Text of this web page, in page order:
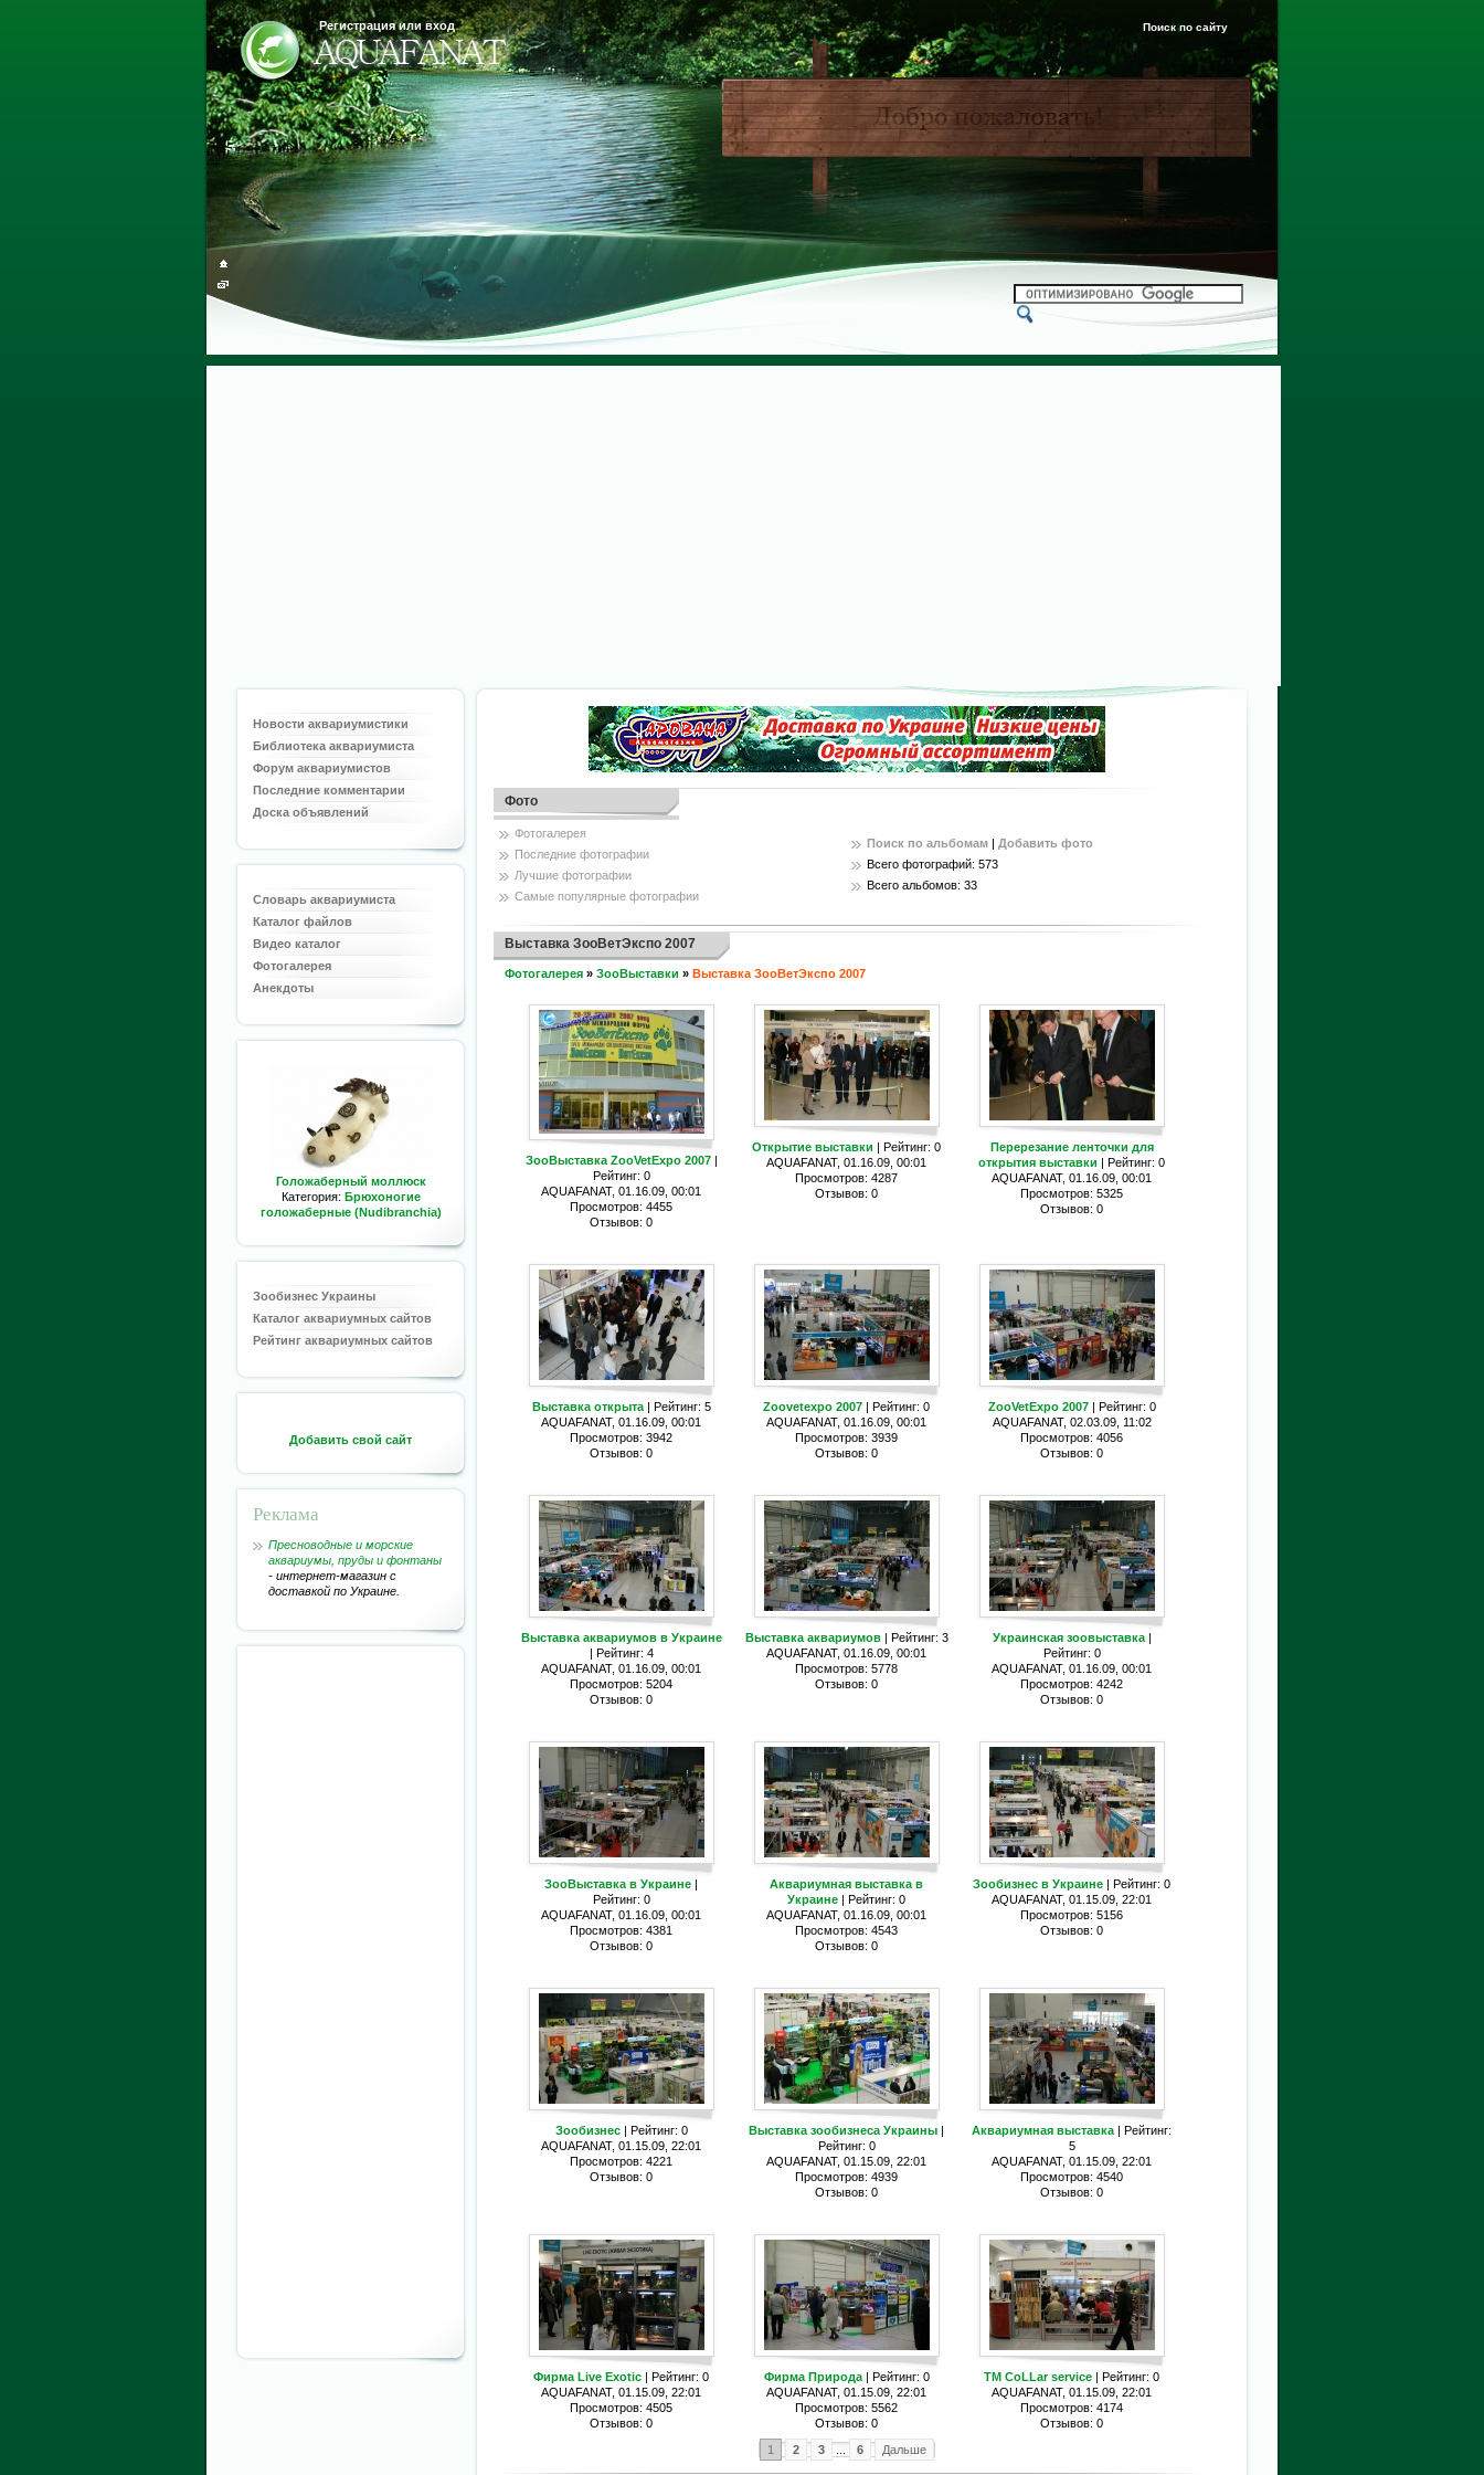
Поиск по сайту
Регистрация или вход
Новости аквариумистики
Библиотека аквариумиста
Форум аквариумистов
Последние комментарии
Доска объявлений
Словарь аквариумиста
Каталог файлов
Видео каталог
Фотогалерея
Анекдоты
Голожаберный моллюск
Категория: Брюхоногие
голожаберные (Nudibranchia)
Зообизнес Украины
Каталог аквариумных сайтов
Рейтинг аквариумных сайтов
Добавить свой сайт
Реклама
Пресноводные и морские
аквариумы, пруды и фонтаны
- интернет-магазин с
доставкой по Украине.
Фото
Фотогалерея
Последние фотографии
Лучшие фотографии
Самые популярные фотографии
Поиск по альбомам | Добавить фото
Всего фотографий: 573
Всего альбомов: 33
Выставка ЗооВетЭкспо 2007
Фотогалерея » ЗооВыставки » Выставка ЗооВетЭкспо 2007
ЗооВыставка ZooVetExpo 2007|
Рейтинг: 0
AQUAFANAT, 01.16.09, 00:01
Просмотров: 4455
Отзывов: 0
Открытие выставки | Рейтинг: 0
AQUAFANAT, 01.16.09, 00:01
Просмотров: 4287
Отзывов: 0
Перерезание ленточки для
открытия выставки | Рейтинг: 0
AQUAFANAT, 01.16.09, 00:01
Просмотров: 5325
Отзывов: 0
Выставка открыта| Рейтинг: 5
AQUAFANAT, 01.16.09, 00:01
Просмотров: 3942
Отзывов: 0
Zoovetexpo 2007 | Рейтинг: 0
AQUAFANAT, 01.16.09, 00:01
Просмотров: 3939
Отзывов: 0
ZooVetExpo 2007| Рейтинг: 0
AQUAFANAT, 02.03.09, 11:02
Просмотров: 4056
Отзывов: 0
Выставка аквариумов в Украине
| Рейтинг: 4
AQUAFANAT, 01.16.09, 00:01
Просмотров: 5204
Отзывов: 0
Выставка аквариумов| Рейтинг: 3
AQUAFANAT, 01.16.09, 00:01
Просмотров: 5778
Отзывов: 0
Украинская зоовыставка|
Рейтинг: 0
AQUAFANAT, 01.16.09, 00:01
Просмотров: 4242
Отзывов: 0
ЗооВыставка в Украине |
Рейтинг: 0
AQUAFANAT, 01.16.09, 00:01
Просмотров: 4381
Отзывов: 0
Аквариумная выставка в
Украине | Рейтинг: 0
AQUAFANAT, 01.16.09, 00:01
Просмотров: 4543
Отзывов: 0
Зообизнес в Украине | Рейтинг: 0
AQUAFANAT, 01.15.09, 22:01
Просмотров: 5156
Отзывов: 0
Зообизнес| Рейтинг: 0
AQUAFANAT, 01.15.09, 22:01
Просмотров: 4221
Отзывов: 0
Выставка зообизнеса Украины |
Рейтинг: 0
AQUAFANAT, 01.15.09, 22:01
Просмотров: 4939
Отзывов: 0
Аквариумная выставка | Рейтинг:
5
AQUAFANAT, 01.15.09, 22:01
Просмотров: 4540
Отзывов: 0
Фирма Live Exotic | Рейтинг: 0
AQUAFANAT, 01.15.09, 22:01
Просмотров: 4505
Отзывов: 0
Фирма Природа| Рейтинг: 0
AQUAFANAT, 01.15.09, 22:01
Просмотров: 5562
Отзывов: 0
ТМ CoLLar service | Рейтинг: 0
AQUAFANAT, 01.15.09, 22:01
Просмотров: 4174
Отзывов: 0
1
2 3 6 Дальше